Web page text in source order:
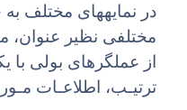
در نمایههای مختلف به
مختلفی نظیر عنوان،
از عملگرهای بولی با
ترتیـب، اطلاعـات